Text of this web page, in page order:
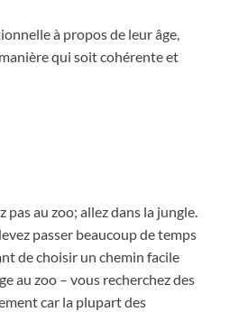
à propos de leur âge,
qui soit cohérente et
au zoo; allez dans la jungle.
passer beaucoup de temps
de choisir un chemin facile
au zoo – vous recherchez des
car la plupart des